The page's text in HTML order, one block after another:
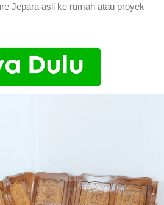
Jepara asli ke rumah atau proyek